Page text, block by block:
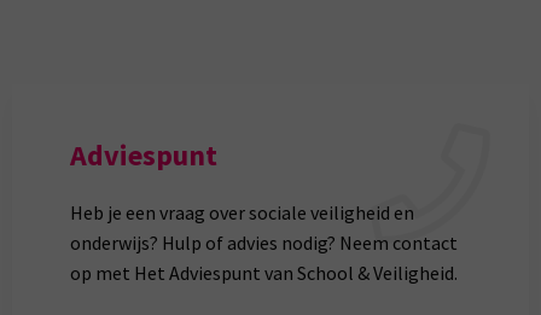
Adviespunt
Heb je een vraag over sociale veiligheid en
onderwijs? Hulp of advies nodig? Neem contact
op met Het Adviespunt van School & Veiligheid.